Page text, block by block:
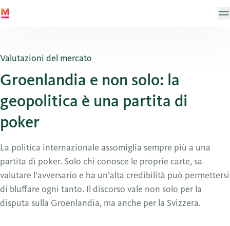
Valutazioni del mercato
Groenlandia e non solo: la
geopolitica è una partita di
poker
La politica internazionale assomiglia sempre più a una
partita di poker. Solo chi conosce le proprie carte, sa
valutare l’avversario e ha un’alta credibilità può permettersi
di bluffare ogni tanto. Il discorso vale non solo per la
disputa sulla Groenlandia, ma anche per la Svizzera.